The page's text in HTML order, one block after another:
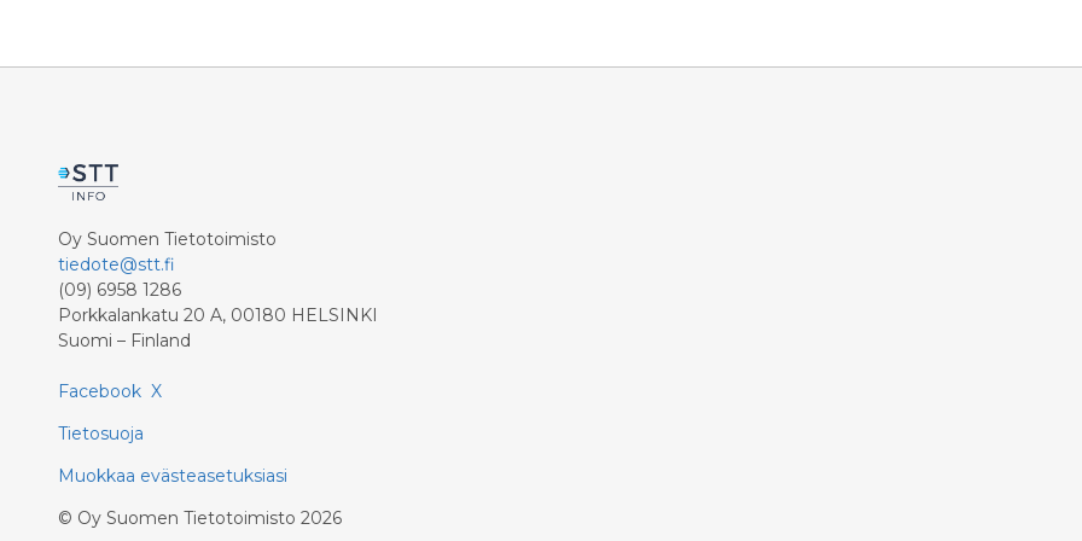
Oy Suomen Tietotoimisto
tiedote@stt.fi
(09) 6958 1286
Porkkalankatu 20 A, 00180 HELSINKI
Suomi – Finland
Facebook X
Tietosuoja
Muokkaa evästeasetuksiasi
© Oy Suomen Tietotoimisto 2026